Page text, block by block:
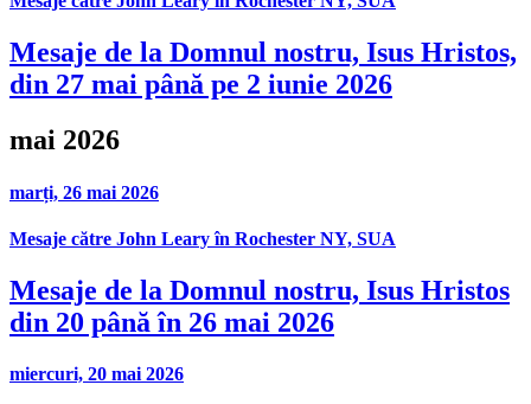
Mesaje de la Domnul nostru, Isus Hristos,
din 27 mai până pe 2 iunie 2026
mai 2026
marți, 26 mai 2026
Mesaje către John Leary în Rochester NY, SUA
Mesaje de la Domnul nostru, Isus Hristos
din 20 până în 26 mai 2026
miercuri, 20 mai 2026